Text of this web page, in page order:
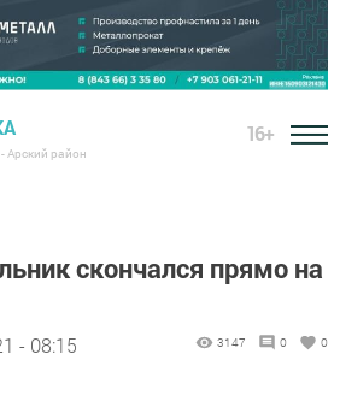
- Арский район
16+
скончался прямо на
- 08:15 3147 0 0